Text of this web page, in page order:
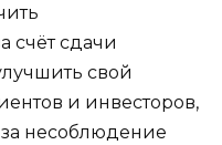
счёт сдачи
свой
и инвесторов,
несоблюдение